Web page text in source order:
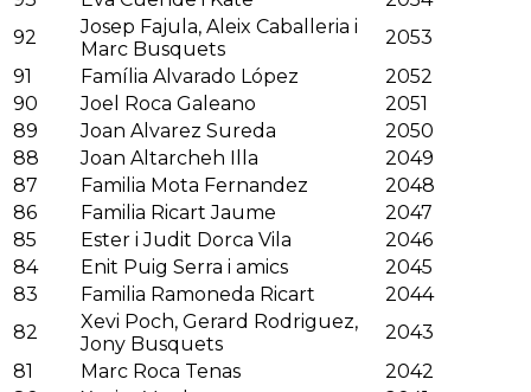
92
Josep Fajula, Aleix Caballeria i
Marc Busquets
2053
91
Família Alvarado López
2052
90
Joel Roca Galeano
2051
89
Joan Alvarez Sureda
2050
88
Joan Altarcheh Illa
2049
87
Familia Mota Fernandez
2048
86
Familia Ricart Jaume
2047
85
Ester i Judit Dorca Vila
2046
84
Enit Puig Serra i amics
2045
83
Familia Ramoneda Ricart
2044
82
Xevi Poch, Gerard Rodriguez,
Jony Busquets
2043
81
Marc Roca Tenas
2042